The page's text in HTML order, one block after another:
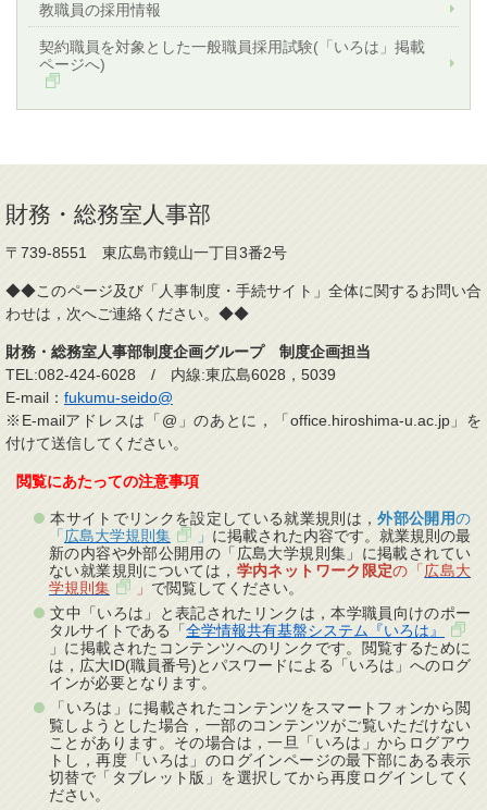
教職員の採用情報
契約職員を対象とした一般職員採用試験(「いろは」掲載
ページへ)
財務・総務室人事部
〒739-8551 東広島市鏡山一丁目3番2号
◆◆このページ及び「人事制度・手続サイト」全体に関するお問い合
わせは，次へご連絡ください。◆◆
財務・総務室人事部制度企画グループ 制度企画担当
TEL:082-424-6028 / 内線:東広島6028，5039
E-mail： fukumu-seido@
※E-mailアドレスは「@」のあとに，「office.hiroshima-u.ac.jp」を
付けて送信してください。
閲覧にあたっての注意事項
本サイトでリンクを設定している就業規則は，外部公開用の
「広島大学規則集 」 に掲載された内容です。就業規則の最
新の内容や外部公開用の「広島大学規則集」に掲載されてい
ない就業規則については， 学内ネットワーク限定の「広島大
学規則集
」 で閲覧してください。
文中「いろは」と表記されたリンクは，本学職員向けのポー
タルサイトである「全学情報共有基盤システム『いろは』
」に掲載されたコンテンツへのリンクです。閲覧するために
は，広大ID(職員番号)とパスワードによる「いろは」へのログ
インが必要となります。
「いろは」に掲載されたコンテンツをスマートフォンから閲
覧しようとした場合，一部のコンテンツがご覧いただけない
ことがあります。その場合は，一旦「いろは」からログアウ
トし，再度「いろは」のログインページの最下部にある表示
切替で「タブレット版」を選択してから再度ログインしてく
ださい。